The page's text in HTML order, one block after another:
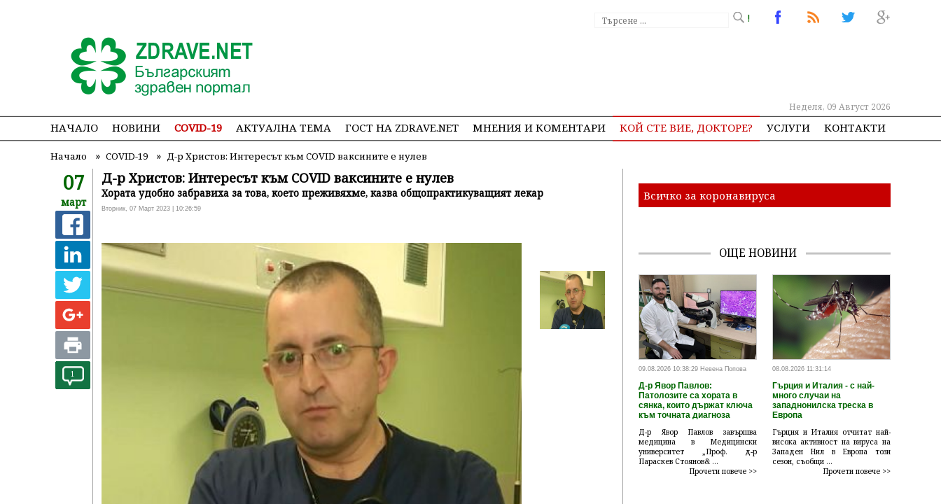
!
Неделя, 09 Август 2026
НАЧАЛО НОВИНИ COVID-19 АКТУАЛНА ТЕМА ГОСТ НА ZDRAVE.NET МНЕНИЯ И КОМЕНТАРИ КОЙ СТЕ ВИЕ, ДОКТОРЕ? УСЛУГИ КОНТАКТИ
Начало » COVID-19 » Д-р Христов: Интересът към COVID ваксините е нулев
07
март
1
Д-р Христов: Интересът към COVID ваксините е нулев
Хората удобно забравиха за това, което преживяхме, казва общопрактикуващият лекар
Вторник, 07 Март 2023 | 10:26:59
Всичко за коронавируса
ОЩЕ НОВИНИ
09.08.2026 10:38:29 Невена Попова
Д-р Явор Павлов:
Патолозите са хората в
сянка, които държат ключа
към точната диагноза
Д-р Явор Павлов завършва
медицина в Медицински
университет „Проф. д-р
Параскев Стоянов& ...
Прочети повече >>
08.08.2026 11:31:14
Гърция и Италия - с най-
много случаи на
западнонилска треска в
Европа
Гърция и Италия отчитат най-
висока активност на вируса на
Западен Нил в Европа този
сезон, съобщи ...
Прочети повече >>